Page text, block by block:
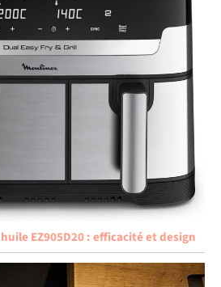
EZ905D20 : efficacité et design